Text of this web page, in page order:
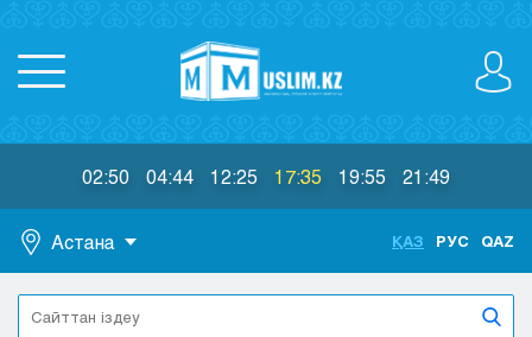
02:50 04:44 12:25 17:35 19:55 21:49
Астана
Астана
Алматы
ҚАЗ РУС QAZ